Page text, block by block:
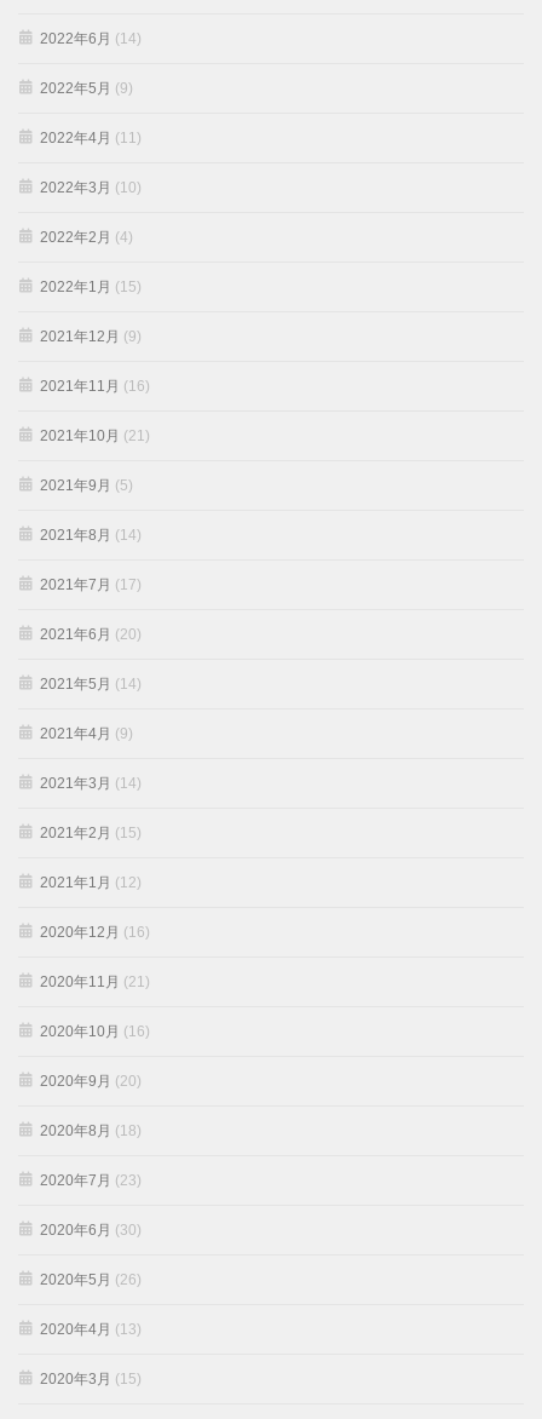
2022年6月 (14)
2022年5月 (9)
2022年4月 (11)
2022年3月 (10)
2022年2月 (4)
2022年1月 (15)
2021年12月 (9)
2021年11月 (16)
2021年10月 (21)
2021年9月 (5)
2021年8月 (14)
2021年7月 (17)
2021年6月 (20)
2021年5月 (14)
2021年4月 (9)
2021年3月 (14)
2021年2月 (15)
2021年1月 (12)
2020年12月 (16)
2020年11月 (21)
2020年10月 (16)
2020年9月 (20)
2020年8月 (18)
2020年7月 (23)
2020年6月 (30)
2020年5月 (26)
2020年4月 (13)
2020年3月 (15)